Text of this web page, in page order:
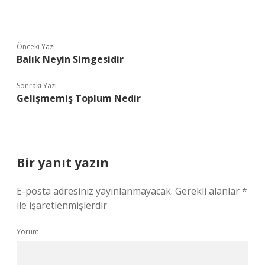
Önceki Yazı
Balık Neyin Simgesidir
Sonraki Yazı
Gelişmemiş Toplum Nedir
Bir yanıt yazın
E-posta adresiniz yayınlanmayacak. Gerekli alanlar*
ile işaretlenmişlerdir
Yorum